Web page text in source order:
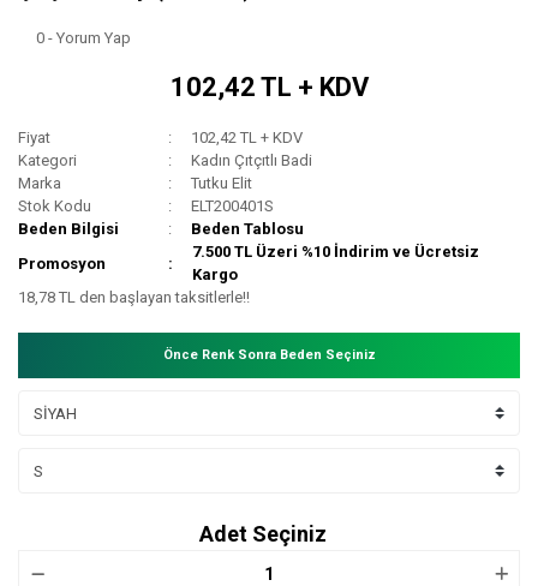
0 - Yorum Yap
102,42 TL + KDV
Fiyat
102,42 TL + KDV
Kategori
Kadın Çıtçıtlı Badi
Marka
Tutku Elit
Stok Kodu
ELT200401S
Beden Bilgisi
Beden Tablosu
Promosyon
7.500 TL Üzeri %10 İndirim ve Ücretsiz
Kargo
18,78 TL den başlayan taksitlerle!!
Önce Renk Sonra Beden Seçiniz
Adet Seçiniz